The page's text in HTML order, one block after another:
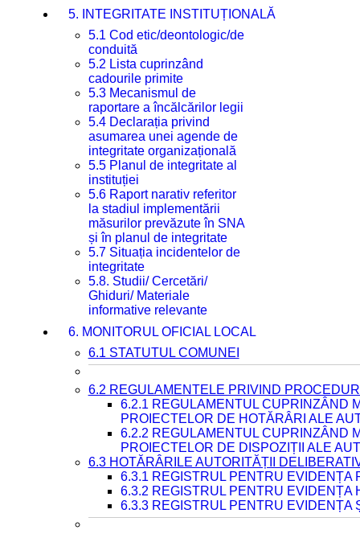
5. INTEGRITATE INSTITUȚIONALĂ
5.1 Cod etic/deontologic/de
conduită
5.2 Lista cuprinzând
cadourile primite
5.3 Mecanismul de
raportare a încălcărilor legii
5.4 Declarația privind
asumarea unei agende de
integritate organizațională
5.5 Planul de integritate al
instituției
5.6 Raport narativ referitor
la stadiul implementării
măsurilor prevăzute în SNA
și în planul de integritate
5.7 Situația incidentelor de
integritate
5.8. Studii/ Cercetări/
Ghiduri/ Materiale
informative relevante
6. MONITORUL OFICIAL LOCAL
6.1 STATUTUL COMUNEI
6.2 REGULAMENTELE PRIVIND
6.2.1 REGULAMENTUL CUPRINZÂND
PROIECTELOR DE HOTĂRÂRI ALE
6.2.2 REGULAMENTUL CUPRINZÂND
PROIECTELOR DE DISPOZIȚII ALE
6.3 HOTĂRÂRILE AUTORITĂȚII
6.3.1 REGISTRUL PENTRU EVIDENȚA
6.3.2 REGISTRUL PENTRU EVIDENȚA
6.3.3 REGISTRUL PENTRU EVIDENȚA